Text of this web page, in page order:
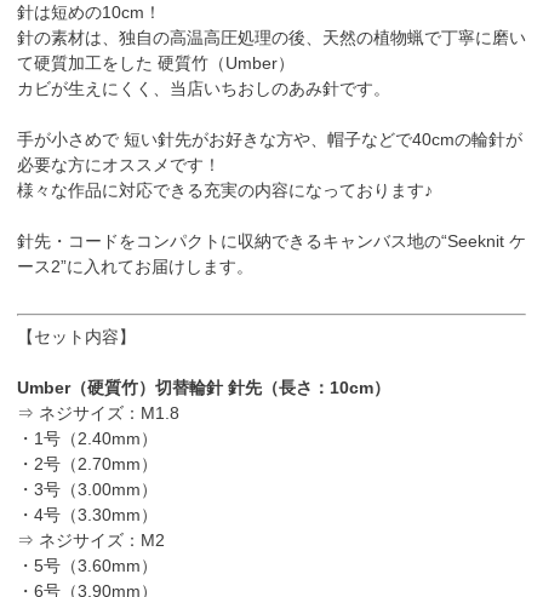
針は短めの10cm！
針の素材は、独自の高温高圧処理の後、天然の植物蝋で丁寧に磨い
て硬質加工をした 硬質竹（Umber）
カビが生えにくく、当店いちおしのあみ針です。
手が小さめで 短い針先がお好きな方や、帽子などで40cmの輪針が
必要な方にオススメです！
様々な作品に対応できる充実の内容になっております♪
針先・コードをコンパクトに収納できるキャンバス地の“Seeknit ケ
ース2”に入れてお届けします。
【セット内容】
Umber（硬質竹）切替輪針 針先（長さ：10cm）
⇒ ネジサイズ：M1.8
・1号（2.40mm）
・2号（2.70mm）
・3号（3.00mm）
・4号（3.30mm）
⇒ ネジサイズ：M2
・5号（3.60mm）
・6号（3.90mm）